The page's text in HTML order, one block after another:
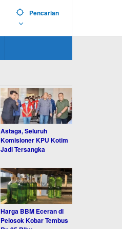
Pencarian
Astaga, Seluruh
Komisioner KPU Kotim
Jadi Tersangka
Harga BBM Eceran di
Pelosok Kobar Tembus